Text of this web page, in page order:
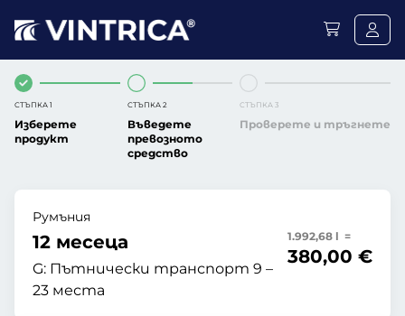
СТЪПКА 1
Изберете
продукт
СТЪПКА 2
Въведете
превозното
средство
СТЪПКА 3
Проверете и тръгнете
Румъния
12 месеца
G: Пътнически транспорт 9 –
23 места
1.992,68 l =
380,00 €